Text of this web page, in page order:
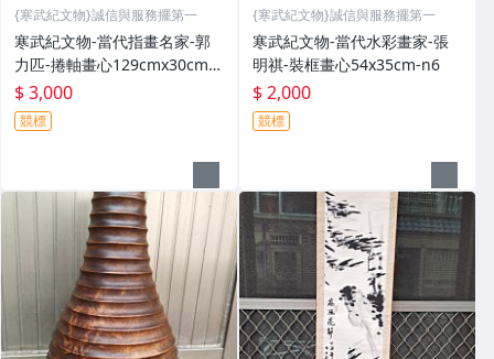
{寒武紀文物}誠信與服務擺第一
寒武紀文物-當代指畫名家-郭
力匹-捲軸畫心129cmx30cm-n
5
$ 3,000
競標
{寒武紀文物}誠信與服務擺第一
寒武紀文物-當代水彩畫家-張
明祺-裝框畫心54x35cm-n6
$ 2,000
競標